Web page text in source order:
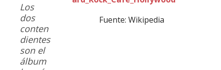
Fuente: Wikipedia
Los
dos
conten
dientes
son el
álbum